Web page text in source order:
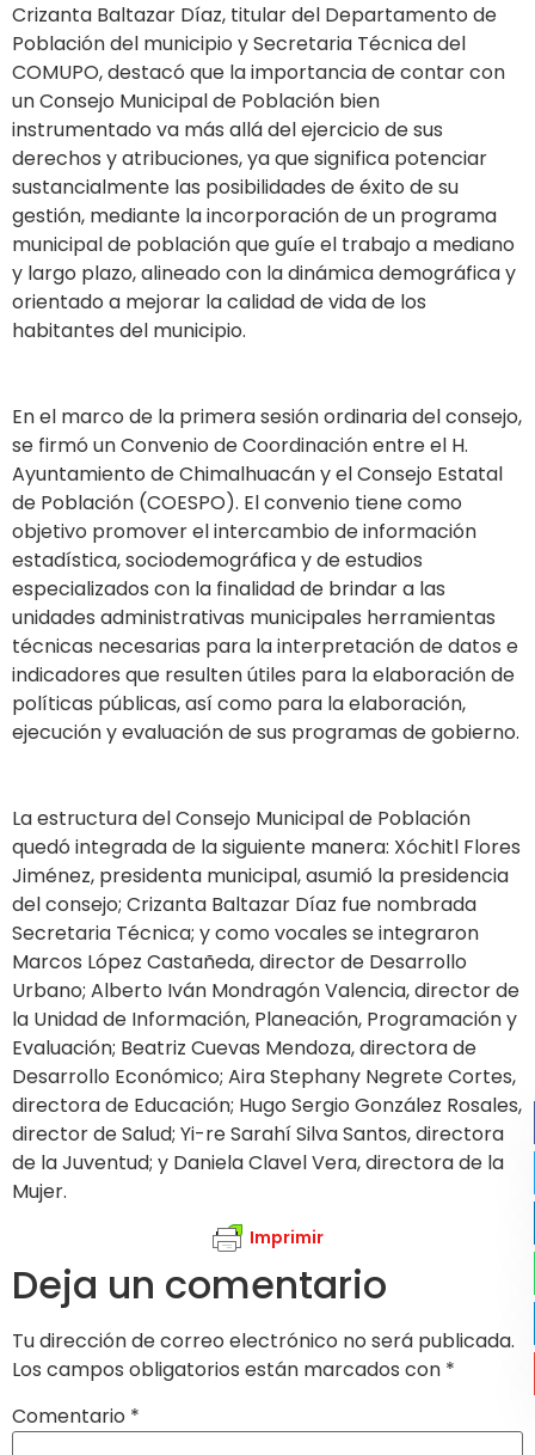
Crizanta Baltazar Díaz, titular del Departamento de
Población del municipio y Secretaria Técnica del
COMUPO, destacó que la importancia de contar con
un Consejo Municipal de Población bien
instrumentado va más allá del ejercicio de sus
derechos y atribuciones, ya que significa potenciar
sustancialmente las posibilidades de éxito de su
gestión, mediante la incorporación de un programa
municipal de población que guíe el trabajo a mediano
y largo plazo, alineado con la dinámica demográfica y
orientado a mejorar la calidad de vida de los
habitantes del municipio.
En el marco de la primera sesión ordinaria del consejo,
se firmó un Convenio de Coordinación entre el H.
Ayuntamiento de Chimalhuacán y el Consejo Estatal
de Población (COESPO). El convenio tiene como
objetivo promover el intercambio de información
estadística, sociodemográfica y de estudios
especializados con la finalidad de brindar a las
unidades administrativas municipales herramientas
técnicas necesarias para la interpretación de datos e
indicadores que resulten útiles para la elaboración de
políticas públicas, así como para la elaboración,
ejecución y evaluación de sus programas de gobierno.
La estructura del Consejo Municipal de Población
quedó integrada de la siguiente manera: Xóchitl Flores
Jiménez, presidenta municipal, asumió la presidencia
del consejo; Crizanta Baltazar Díaz fue nombrada
Secretaria Técnica; y como vocales se integraron
Marcos López Castañeda, director de Desarrollo
Urbano; Alberto Iván Mondragón Valencia, director de
la Unidad de Información, Planeación, Programación y
Evaluación; Beatriz Cuevas Mendoza, directora de
Desarrollo Económico; Aira Stephany Negrete Cortes,
directora de Educación; Hugo Sergio González Rosales,
director de Salud; Yi-re Sarahí Silva Santos, directora
de la Juventud; y Daniela Clavel Vera, directora de la
Mujer.
Imprimir
Deja un comentario
Tu dirección de correo electrónico no será publicada.
Los campos obligatorios están marcados con *
Comentario *